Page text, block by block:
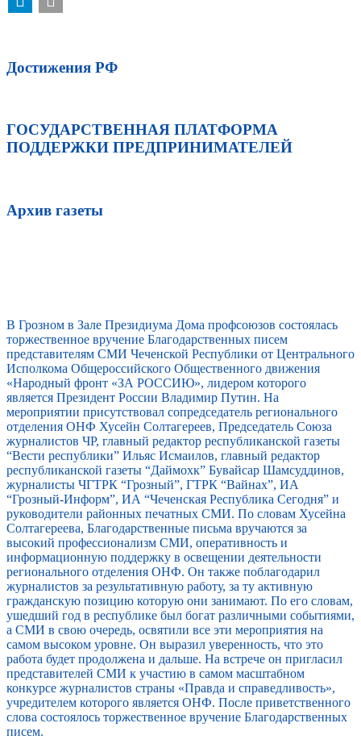
Достижения РФ
ГОСУДАРСТВЕННАЯ ПЛАТФОРМА
ПОДДЕРЖКИ ПРЕДПРИНИМАТЕЛЕЙ
Архив газеты
В Грозном в Зале Президиума Дома профсоюзов состоялась
торжественное вручение Благодарственных писем
представителям СМИ Чеченской Республики от Центрального
Исполкома Общероссийского Общественного движения
«Народный фронт «ЗА РОССИЮ», лидером которого
является Президент России Владимир Путин. На
мероприятии присутствовал сопредседатель регионального
отделения ОНФ Хусейн Солтагереев, Председатель Союза
журналистов ЧР, главный редактор республиканской газеты
“Вести республики” Ильяс Исмаилов, главный редактор
республиканской газеты “Даймохк” Бувайсар Шамсуддинов,
журналисты ЧГТРК “Грозный”, ГТРК “Вайнах”, ИА
“Грозный-Информ”, ИА “Чеченская Республика Сегодня” и
руководители районных печатных СМИ. По словам Хусейна
Солтагереева, Благодарственные письма вручаются за
высокий профессионализм СМИ, оперативность и
информационную поддержку в освещении деятельности
регионального отделения ОНФ. Он также поблагодарил
журналистов за результативную работу, за ту активную
гражданскую позицию которую они занимают. По его словам,
ушедший год в республике был богат различными событиями,
а СМИ в свою очередь, освятили все эти мероприятия на
самом высоком уровне. Он выразил уверенность, что это
работа будет продолжена и дальше. На встрече он пригласил
представителей СМИ к участию в самом масштабном
конкурсе журналистов страны «Правда и справедливость»,
учредителем которого является ОНФ. После приветственного
слова состоялось торжественное вручение Благодарственных
писем.